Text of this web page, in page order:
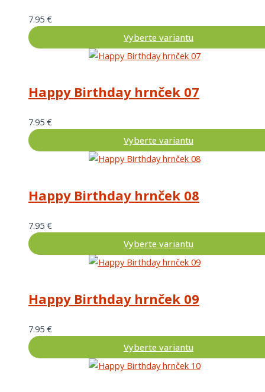
7.95 €
Vyberte variantu
Happy Birthday hrnček 07
7.95 €
Vyberte variantu
Happy Birthday hrnček 08
7.95 €
Vyberte variantu
Happy Birthday hrnček 09
7.95 €
Vyberte variantu